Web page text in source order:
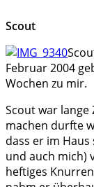
Scout
Februar 2004
Wochen zu mir.
Scout war
machen durfte
dass er im
und auch mich)
heftiges